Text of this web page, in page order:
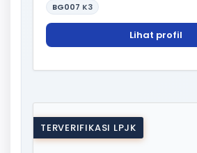
BG007 K3
Lihat profil
TERVERIFIKASI LPJK